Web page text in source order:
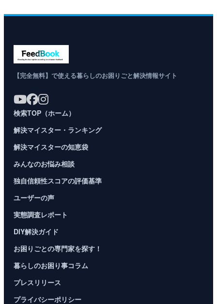
【完全無料】で使える暮らしのお困りごと解決情報サイト
検索TOP（ホーム）
解決マイスター・ランキング
解決マイスターの知恵袋
みんなのお悩み相談
独自信頼性スコアの評価基準
ユーザーの声
実態調査レポート
DIY解決ガイド
お困りごとの専門家を探す！
暮らしのお困り事コラム
プレスリリース
プライバシーポリシー